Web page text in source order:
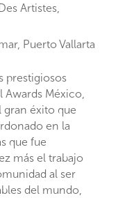
Artistes,
Puerto Vallarta
prestigiosos
México,
éxito que
en la
que fue
más el trabajo
al ser
del mundo,